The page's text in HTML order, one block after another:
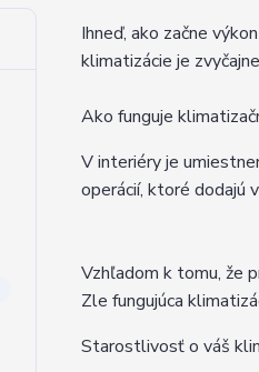
Ihneď, ako začne
klimatizácie je
Ako funguje
V interiéry je
operácií, ktoré dodajú
Vzhľadom k tomu, že
Zle fungujúca
Starostlivosť o váš